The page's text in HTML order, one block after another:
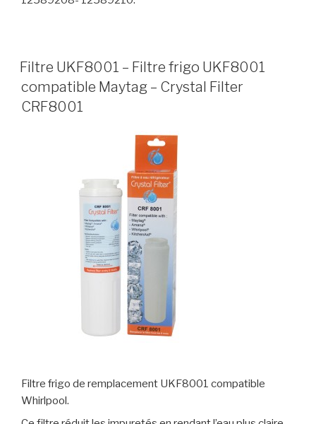
Filtre UKF8001 – Filtre frigo UKF8001
compatible Maytag – Crystal Filter
CRF8001
Filtre frigo de remplacement UKF8001 compatible
Whirlpool.